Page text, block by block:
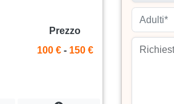
Prezzo
100 € - 150 €
Adulti*